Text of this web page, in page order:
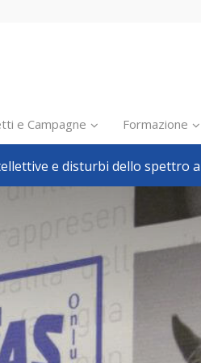
Inclusione scolastica
Inclusione lavorativa
Politiche sociali
Pillole
Formazione
Avvisi, bandi
Welfare locale
e Campagne Formazione
e disturbi dello spettro